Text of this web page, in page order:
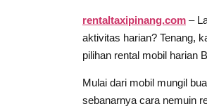
rentaltaxipinang.com –
aktivitas harian? Tenang,
pilihan rental mobil harian
Mulai dari mobil mungil
sebanarnya cara nemuin